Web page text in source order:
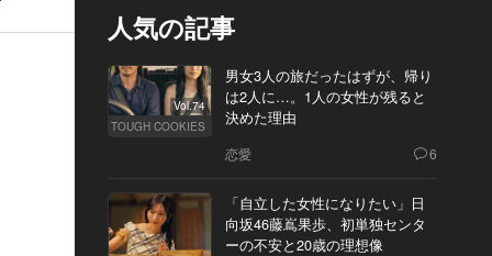
人気の記事
Vol.74
TOUGH COOKIES
男女3人の旅だったはずが、帰り
は2人に…。1人の女性が残ると
決めた理由
恋愛 6
「自立した女性になりたい」日
向坂46藤嶌果歩、初単独センタ
ーの不安と20歳の理想像